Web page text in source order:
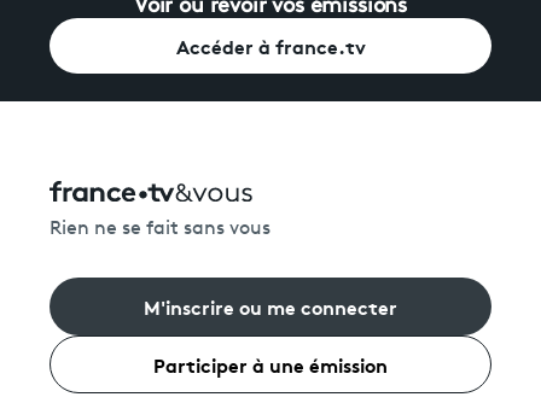
Voir ou revoir vos émissions
Accéder à france.tv
Rien ne se fait sans vous
M'inscrire ou me connecter
Participer à une émission